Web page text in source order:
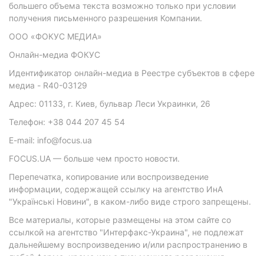
большего объема текста возможно только при условии
получения письменного разрешения Компании.
ООО «ФОКУС МЕДИА»
Онлайн-медиа ФОКУС
Идентификатор онлайн-медиа в Реестре субъектов в сфере
медиа - R40-03129
Адрес: 01133, г. Киев, бульвар Леси Украинки, 26
Телефон: +38 044 207 45 54
E-mail: info@focus.ua
FOCUS.UA — больше чем просто новости.
Перепечатка, копирование или воспроизведение
информации, содержащей ссылку на агентство ИнА
"Українські Новини", в каком-либо виде строго запрещены.
Все материалы, которые размещены на этом сайте со
ссылкой на агентство "Интерфакс-Украина", не подлежат
дальнейшему воспроизведению и/или распространению в